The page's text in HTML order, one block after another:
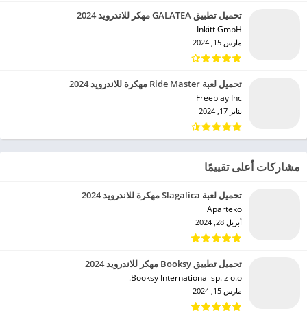
تحميل تطبيق GALATEA مهكر للاندرويد 2024
Inkitt GmbH‏
مارس 15, 2024
تحميل لعبة Ride Master مهكرة للاندرويد 2024
Freeplay Inc‏
يناير 17, 2024
مشاركات أعلى تقييمًا
تحميل لعبة Slagalica مهكرة للاندرويد 2024
Aparteko‏
أبريل 28, 2024
تحميل تطبيق Booksy مهكر للاندرويد 2024
Booksy International sp. z o.o.‏
مارس 15, 2024